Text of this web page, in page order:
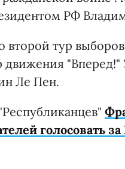
РФ
тур
"Вперед!"
Ле Пен.
голосовать